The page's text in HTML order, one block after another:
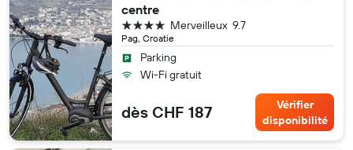
centre
Pag, Croatie
9.7
Merveilleux
4 étoiles
Parking
Wi-Fi gratuit
dès CHF 187
Vérifier
disponibilité